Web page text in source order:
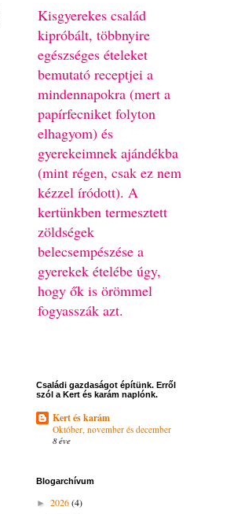
Kisgyerekes család
kipróbált, többnyire
egészséges ételeket
bemutató receptjei a
mindennapokra (mert a
papírfecniket folyton
elhagyom) és
gyerekeimnek ajándékba
(mint régen, csak ez nem
kézzel íródott). A
kertünkben termesztett
zöldségek
belecsempészése a
gyerekek ételébe úgy,
hogy ők is örömmel
fogyasszák azt.
Családi gazdaságot építünk. Erről
szól a Kert és karám naplónk.
Kert és karám
Október, november és december
8 éve
Blogarchívum
► 2026(4)